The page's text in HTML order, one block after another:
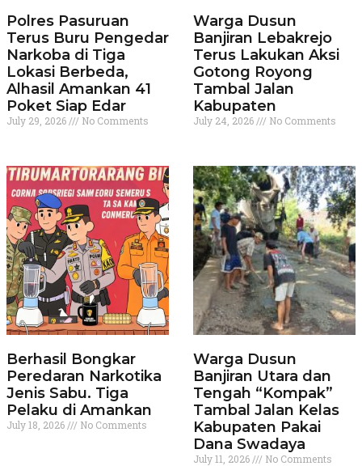
Polres Pasuruan
Terus Buru Pengedar
Narkoba di Tiga
Lokasi Berbeda,
Alhasil Amankan 41
Poket Siap Edar
July 29, 2026 No Comments
Warga Dusun
Banjiran Lebakrejo
Terus Lakukan Aksi
Gotong Royong
Tambal Jalan
Kabupaten
July 24, 2026 No Comments
Berhasil Bongkar
Peredaran Narkotika
Jenis Sabu. Tiga
Pelaku di Amankan
July 18, 2026 No Comments
Warga Dusun
Banjiran Utara dan
Tengah “Kompak”
Tambal Jalan Kelas
Kabupaten Pakai
Dana Swadaya
July 11, 2026 No Comments